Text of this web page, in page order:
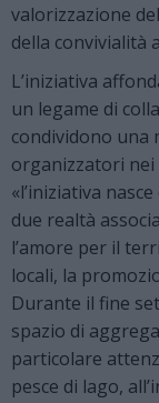
valorizzazione
della convivialità
L’iniziativa
un legame di
condividono una
organizzatori nei
«l’iniziativa
due realtà
l’amore per il
locali, la
Durante il fine
spazio di
particolare
pesce di lago,